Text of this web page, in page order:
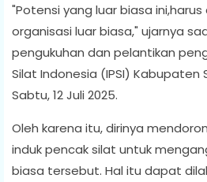
"Potensi yang luar biasa
organisasi luar biasa," ujarnya
pengukuhan dan pelantikan
Silat Indonesia (IPSI) Kabupaten
Sabtu, 12 Juli 2025.
Oleh karena itu, dirinya
induk pencak silat untuk
biasa tersebut. Hal itu dapat